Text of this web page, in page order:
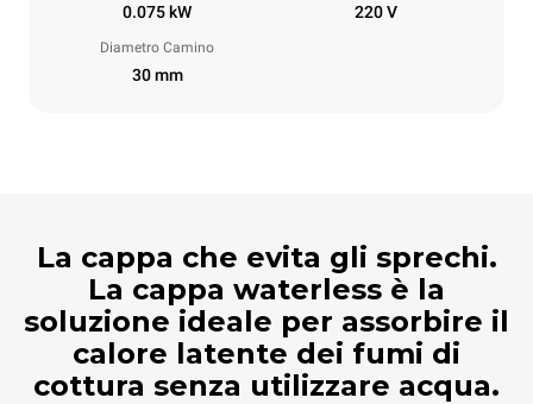
0.075 kW 220 V
Diametro Camino
30 mm
La cappa che evita gli sprechi.
La cappa waterless è la
soluzione ideale per assorbire il
calore latente dei fumi di
cottura senza utilizzare acqua.